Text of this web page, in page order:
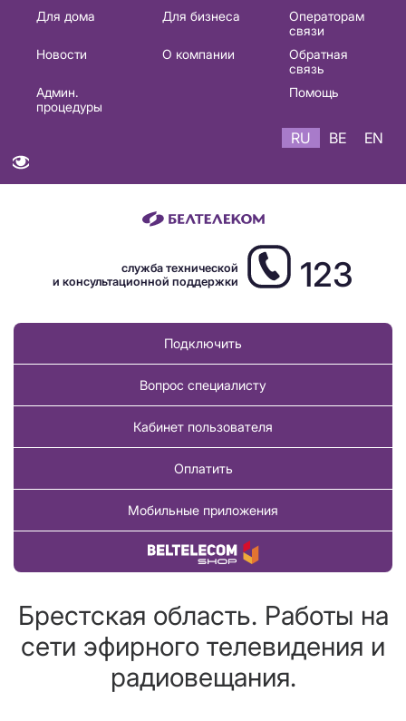
Основная
навигация
Для дома Для бизнеса
Операторам
связи
Новости
О компании
Обратная
связь
Админ.
процедуры
Помощь
RU BE EN
служба технической
и консультационной поддержки
123
Подключить
Вопрос специалисту
Кабинет пользователя
Оплатить
Мобильные приложения
Купить товар
Брестская область. Работы на
сети эфирного телевидения и
радиовещания.